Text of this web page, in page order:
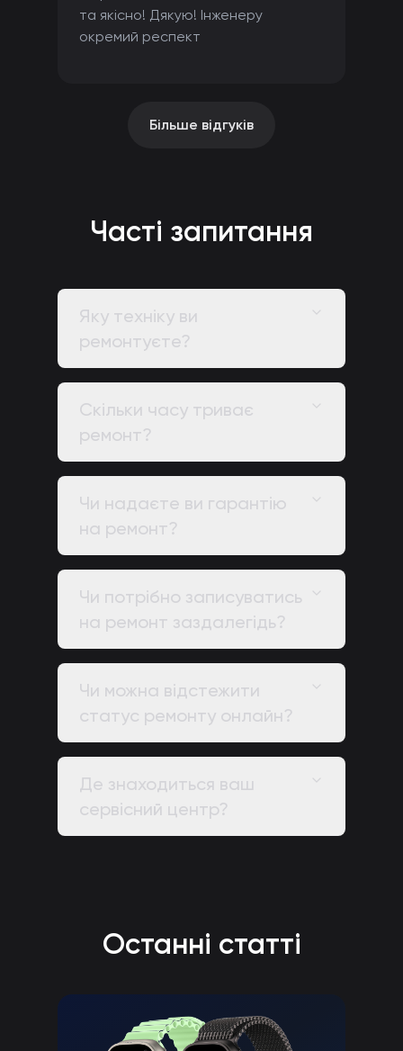
та якісно! Дякую! Інженеру
окремий респект
Більше відгуків
Часті запитання
Яку техніку ви
ремонтуєте?
Скільки часу триває
ремонт?
Чи надаєте ви гарантію
на ремонт?
Чи потрібно записуватись
на ремонт заздалегідь?
Чи можна відстежити
статус ремонту онлайн?
Де знаходиться ваш
сервісний центр?
Останні статті